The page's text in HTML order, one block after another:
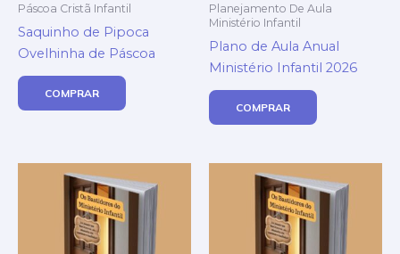
Páscoa Cristã Infantil
Saquinho de Pipoca
Ovelhinha de Páscoa
COMPRAR
Planejamento De Aula
Ministério Infantil
Plano de Aula Anual
Ministério Infantil 2026
COMPRAR